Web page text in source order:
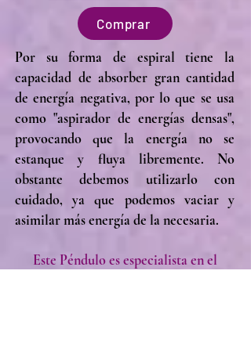
Comprar
Por su forma de espiral tiene la
capacidad de absorber gran cantidad
de energía negativa, por lo que se usa
como "aspirador de energías densas",
provocando que la energía no se
estanque y fluya libremente. No
obstante debemos utilizarlo con
cuidado, ya que podemos vaciar y
asimilar más energía de la necesaria.
Este Péndulo es especialista en el